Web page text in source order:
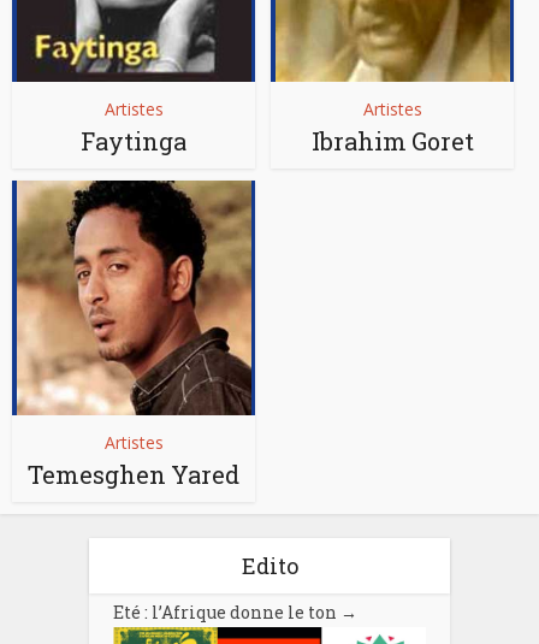
Artistes
Faytinga
Artistes
Ibrahim Goret
Artistes
Temesghen Yared
Edito
Eté : l’Afrique donne le ton →